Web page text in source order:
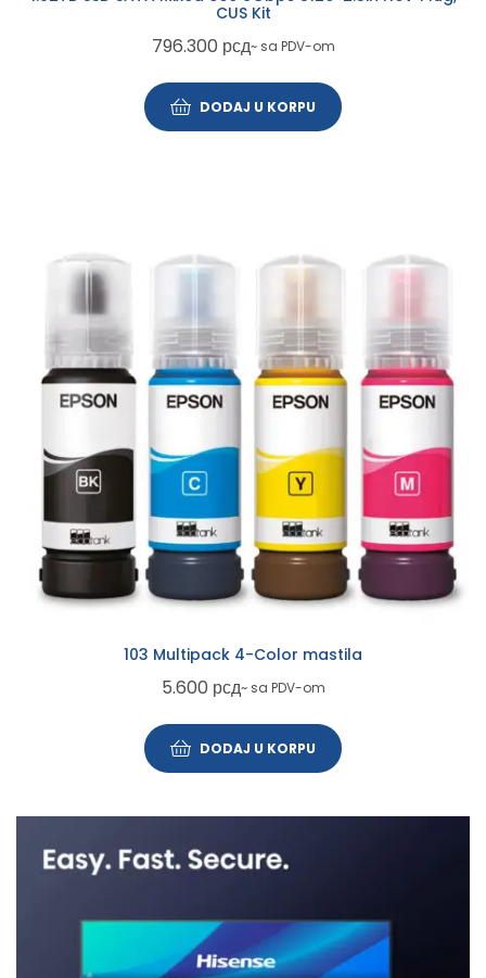
CUS Kit
796.300 рсд~ sa PDV-om
DODAJ U KORPU
103 Multipack 4-Color mastila
5.600 рсд~ sa PDV-om
DODAJ U KORPU